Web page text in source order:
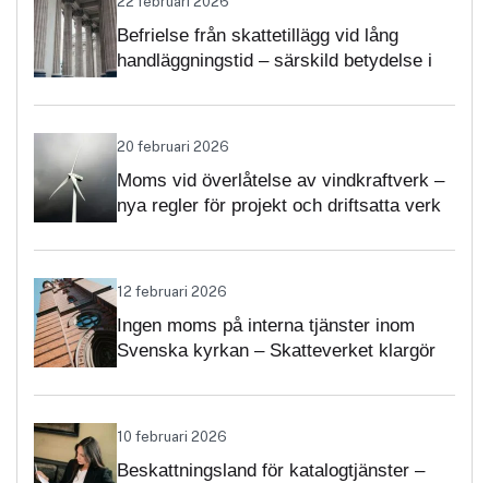
Befrielse från skattetillägg vid lång
handläggningstid – särskild betydelse i
20 februari 2026
Moms vid överlåtelse av vindkraftverk –
nya regler för projekt och driftsatta verk
12 februari 2026
Ingen moms på interna tjänster inom
Svenska kyrkan – Skatteverket klargör
10 februari 2026
Beskattningsland för katalogtjänster –